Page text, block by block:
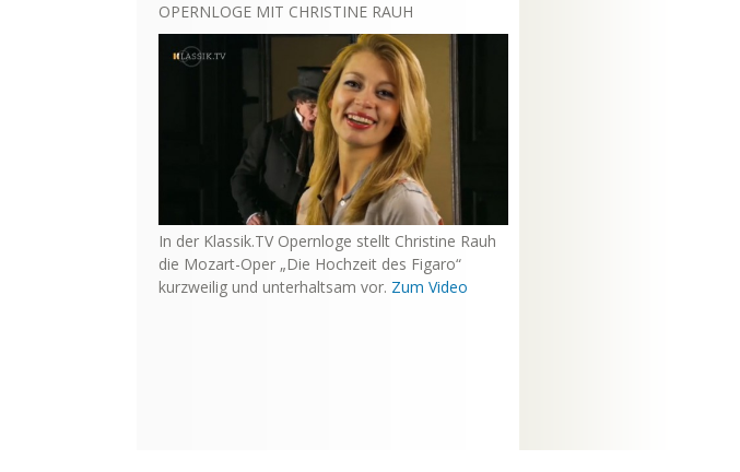
OPERNLOGE MIT CHRISTINE RAUH
In der Klassik.TV Opernloge stellt Christine Rauh
die Mozart-Oper „Die Hochzeit des Figaro“
kurzweilig und unterhaltsam vor. Zum Video